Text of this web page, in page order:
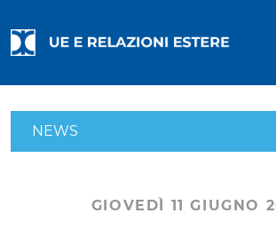
NEWS
GIOVEDÌ 11 GIUGNO